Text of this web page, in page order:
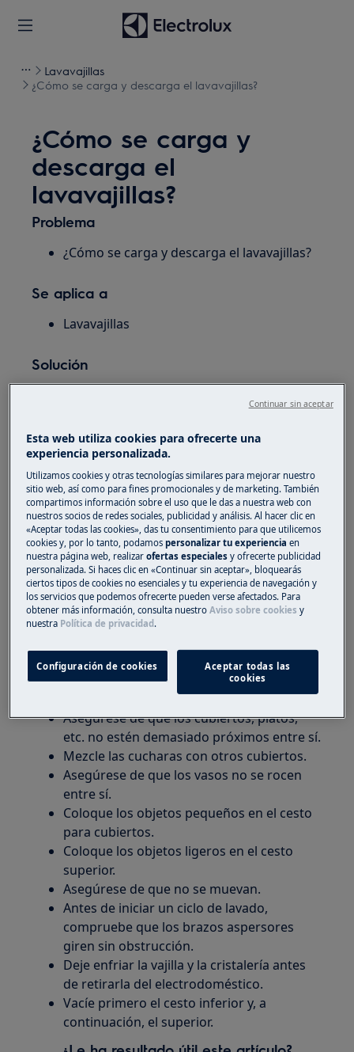
Lavavajillas
¿Cómo se carga y descarga el lavavajillas?
¿Cómo se carga y
descarga el
lavavajillas?
Problema
¿Cómo se carga y descarga el lavavajillas?
Se aplica a
Lavavajillas
Solución
Utilice el electrodoméstico exclusivamente
para lavar utensilios aptos para lavavajillas.
No coloque en el lavavajillas utensilios de
madera, marfil, aluminio, estaño o cobre.
No coloque en el electrodoméstico objetos
que puedan absorber agua (esponjas,
paños de limpieza, etc.).
Retire los restos de comida antes de
introducir la vajilla en el lavavajillas.
Para eliminar fácilmente los restos de
comida, remoje las cacerolas y sartenes en
electrodoméstico. Coloque los objetos
huecos (por ejemplo, tazas, vasos y
cacerolas) con la abertura hacia abajo.
Asegúrese de que los cubiertos, platos,
etc. no estén demasiado próximos entre sí.
Mezcle las cucharas con otros cubiertos.
Asegúrese de que los vasos no se rocen
entre sí.
Coloque los objetos pequeños en el cesto
para cubiertos.
Coloque los objetos ligeros en el cesto
superior.
Asegúrese de que no se muevan.
Antes de iniciar un ciclo de lavado,
compruebe que los brazos aspersores
giren sin obstrucción.
Deje enfriar la vajilla y la cristalería antes
de retirarla del electrodoméstico.
Vacíe primero el cesto inferior y, a
continuación, el superior.
Esta web utiliza cookies para ofrecerte una
experiencia personalizada.
Utilizamos cookies y otras tecnologías similares para mejorar nuestro
sitio web, así como para fines promocionales y de marketing. También
compartimos información sobre el uso que le das a nuestra web con
nuestros socios de redes sociales, publicidad y análisis. Al hacer clic en
«Aceptar todas las cookies», das tu consentimiento para que utilicemos
cookies y, por lo tanto, podamospersonalizar tu experienciaen
nuestra página web, realizarofertas especiales y ofrecerte publicidad
personalizada. Si haces clic en «Continuar sin aceptar», bloquearás
ciertos tipos de cookies no esenciales y tu experiencia de navegación y
los servicios que podemos ofrecerte pueden verse afectados. Para
obtener más información, consulta nuestroAviso sobre cookies y
nuestra Política de privacidad .
Configuración de cookies
Aceptar todas las
cookies
Continuar sin aceptar